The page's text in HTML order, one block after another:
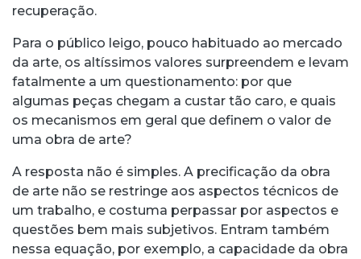
recuperação.
Para o público leigo, pouco habituado ao mercado
da arte, os altíssimos valores surpreendem e levam
fatalmente a um questionamento: por que
algumas peças chegam a custar tão caro, e quais
os mecanismos em geral que definem o valor de
uma obra de arte?
A resposta não é simples. A precificação da obra
de arte não se restringe aos aspectos técnicos de
um trabalho, e costuma perpassar por aspectos e
questões bem mais subjetivos. Entram também
nessa equação, por exemplo, a capacidade da obra